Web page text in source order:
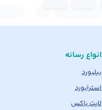
انواع رسانه
بیلبورد
استرابورد
لایت باکس